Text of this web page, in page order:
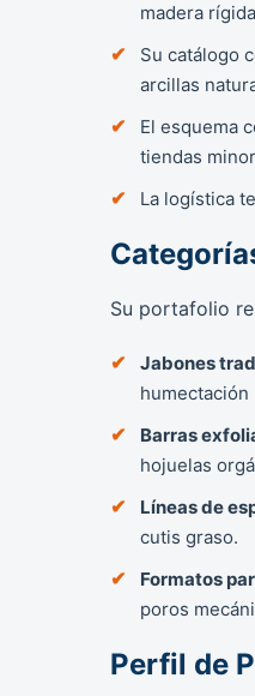
madera
Su catálogo
arcillas
El esquema
tiendas
La logística
Su portafolio
Jabones
Barras
hojuelas
Líneas de
cutis graso.
Formatos
poros
Perfil de